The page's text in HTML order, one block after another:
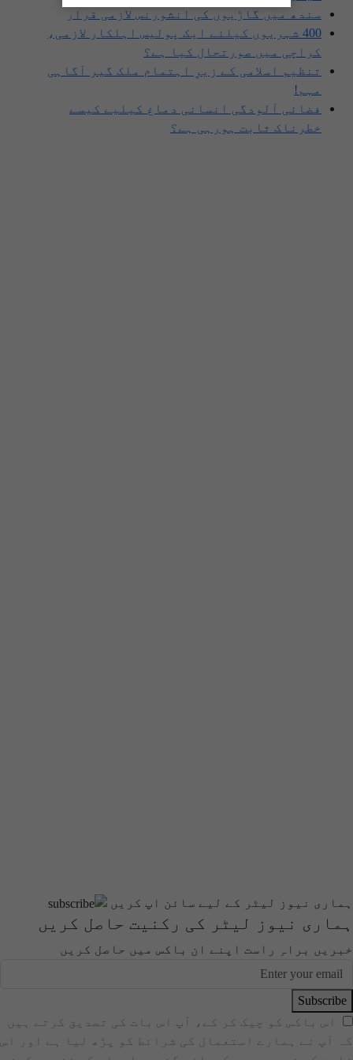
سندھ میں گاڑیوں کی انشورنس لازمی قرار
400 شہریوں کیلئے ایک پولیس اہلکار لازمی،
کراچی میں صورتحال کیا ہے؟
تنظیم اسلامی کے زیرِ اہتمام ملک گیر آگاہی
مہم!
فضائی آلودگی انسانی دماغ کیلیے کیسے
خطرناک ثابت ہورہی ہے؟
ہماری نیوز لیٹر کے لیے سائن اپ کریں
ہماری نیوز لیٹر کی رکنیت حاصل کریں
خبریں براہِ راست اپنے ان باکس میں حاصل کریں
Subscribe
اس باکس کو چیک کر کے، آپ اس بات کی تصدیق کرتے ہیں
کہ آپ نے ہمارے استعمال کی شرائط کو پڑھ لیا ہے اور اس